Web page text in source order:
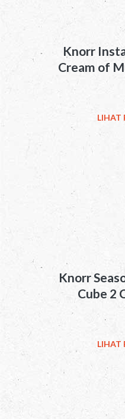
Knorr
Cream of
LIHAT
Knorr
Cube 2
LIHAT